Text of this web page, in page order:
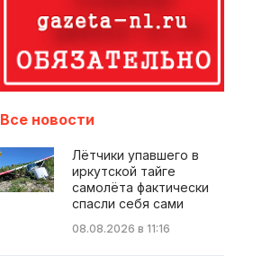
Все новости
Лётчики упавшего в
иркутской тайге
самолёта фактически
спасли себя сами
08.08.2026 в 11:16